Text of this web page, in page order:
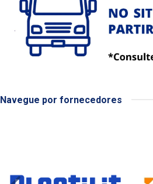
Navegue por fornecedores